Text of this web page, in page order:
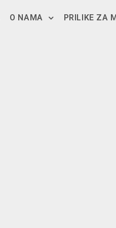
O NAMA PRILIKE ZA